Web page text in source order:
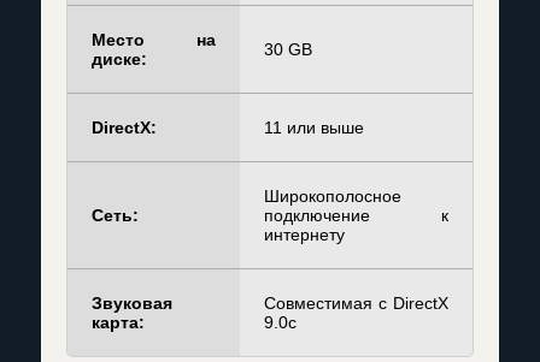
Место на
диске:
30 GB
DirectX: 11 или выше
Сеть:
Широкополосное
подключение к
интернету
Звуковая
карта:
Совместимая с DirectX
9.0c